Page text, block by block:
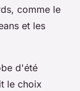
comme le
et les
d'été
le choix